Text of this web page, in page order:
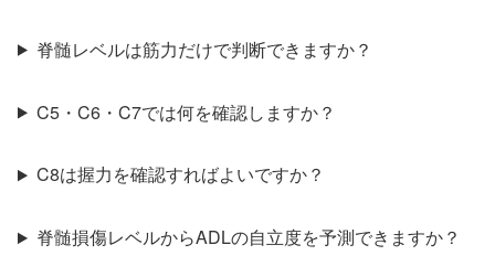
脊髄レベルは筋力だけで判断できますか？
C5・C6・C7では何を確認しますか？
C8は握力を確認すればよいですか？
脊髄損傷レベルからADLの自立度を予測できますか？